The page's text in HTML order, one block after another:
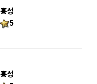
흉성
5
흉성